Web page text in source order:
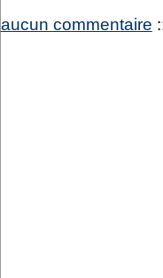
aucun commentaire